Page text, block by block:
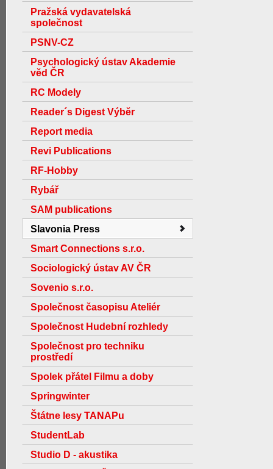
Pražská vydavatelská
společnost
PSNV-CZ
Psychologický ústav Akademie
věd ČR
RC Modely
Reader´s Digest Výběr
Report media
Revi Publications
RF-Hobby
Rybář
SAM publications
Slavonia Press
Smart Connections s.r.o.
Sociologický ústav AV ČR
Sovenio s.r.o.
Společnost časopisu Ateliér
Společnost Hudební rozhledy
Společnost pro techniku
prostředí
Spolek přátel Filmu a doby
Springwinter
Štátne lesy TANAPu
StudentLab
Studio D - akustika